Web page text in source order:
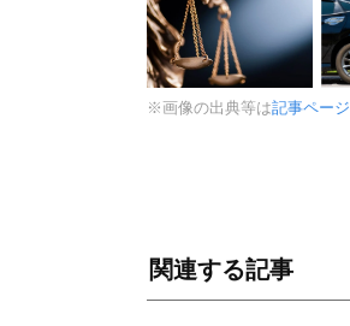
※画像の出典等は記事ページ
関連する記事